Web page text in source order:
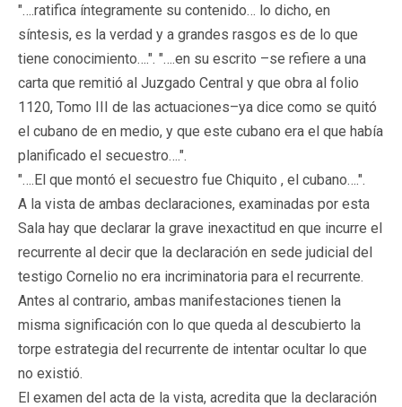
"….ratifica íntegramente su contenido… lo dicho, en
síntesis, es la verdad y a grandes rasgos es de lo que
tiene conocimiento….". "….en su escrito –se refiere a una
carta que remitió al Juzgado Central y que obra al folio
1120, Tomo III de las actuaciones–ya dice como se quitó
el cubano de en medio, y que este cubano era el que había
planificado el secuestro….".
"….El que montó el secuestro fue Chiquito , el cubano….".
A la vista de ambas declaraciones, examinadas por esta
Sala hay que declarar la grave inexactitud en que incurre el
recurrente al decir que la declaración en sede judicial del
testigo Cornelio no era incriminatoria para el recurrente.
Antes al contrario, ambas manifestaciones tienen la
misma significación con lo que queda al descubierto la
torpe estrategia del recurrente de intentar ocultar lo que
no existió.
El examen del acta de la vista, acredita que la declaración